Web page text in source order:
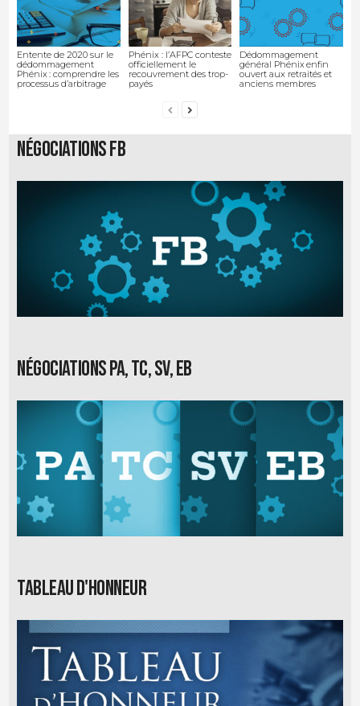
Entente de 2020 sur le
dédommagement
Phénix : comprendre les
processus d’arbitrage
Phénix : l’AFPC conteste
officiellement le
recouvrement des trop-
payés
Dédommagement
général Phénix enfin
ouvert aux retraités et
anciens membres
Négociations FB
Négociations PA, TC, SV, EB
Tableau d'honneur